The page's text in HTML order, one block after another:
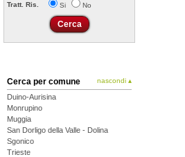
Tratt. Ris.
Si No
Cerca per comune nascondi ▴
Duino-Aurisina
Monrupino
Muggia
San Dorligo della Valle - Dolina
Sgonico
Trieste